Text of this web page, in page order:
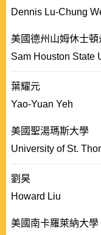
Dennis Lu-Chung
美國德州山姆休士頓
Sam Houston State
葉耀元
Yao-Yuan Yeh
美國聖湯瑪斯大學
University of St.
劉昊
Howard Liu
美國南卡羅萊納大學